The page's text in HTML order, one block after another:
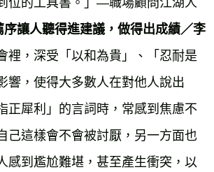
位的工具書。」—職場顧問江湖人
序讓人聽得進建議，做得出成績／李
裡，深受「以和為貴」、「忍耐是
響，使得大多數人在對他人說出
正犀利」的言詞時，常感到焦慮不
己這樣會不會被討厭，另一方面也
感到尷尬難堪，甚至產生衝突，以